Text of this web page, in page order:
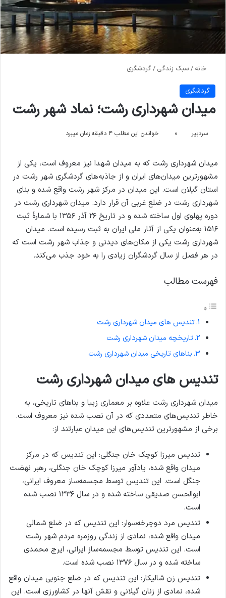
خانه / سبک زندگی /گردشگری
گردشگری
میدان شهرداری رشت؛ نماد شهر رشت
سردبیر ۰ خواندن این مطلب ۴ دقیقه زمان میبرد
میدان شهرداری رشت که به میدان شهدا نیز معروف است، یکی از
مشهورترین میدان‌های ایران و از جاذبه‌های گردشگری شهر رشت در
استان گیلان است. این میدان در مرکز شهر رشت واقع شده و بنای
شهرداری رشت در ضلع غربی آن قرار دارد. میدان شهرداری رشت در
دوره پهلوی اول ساخته شده و در تاریخ ۲۶ آذر ۱۳۵۶ با شمارهٔ ثبت
۱۵۱۶ به‌عنوان یکی از آثار ملی ایران به ثبت رسیده است. میدان
شهرداری رشت یکی از مکان‌های دیدنی و جذاب شهر رشت است که
در هر فصل از سال گردشگران زیادی را به خود جذب می‌کند.
فهرست مطالب
تندیس های میدان شهرداری رشت
تاریخچه میدان شهرداری رشت
بناهای تاریخی میدان شهرداری رشت
تندیس های میدان شهرداری رشت
میدان شهرداری رشت علاوه بر معماری زیبا و بناهای تاریخی، به
خاطر تندیس‌های متعددی که در آن نصب شده نیز معروف است.
برخی از مشهورترین تندیس‌های این میدان عبارتند از:
تندیس میرزا کوچک خان جنگلی: این تندیس که در مرکز
میدان واقع شده، یادآور میرزا کوچک خان جنگلی، رهبر نهضت
جنگل است. این تندیس توسط مجسمه‌ساز معروف ایرانی،
ابوالحسن صدیقی ساخته شده و در سال ۱۳۳۶ نصب شده
است.
تندیس مرد دوچرخه‌سوار: این تندیس که در ضلع شمالی
میدان واقع شده، نمادی از زندگی روزمره مردم شهر رشت
است. این تندیس توسط مجسمه‌ساز ایرانی، ایرج محمدی
ساخته شده و در سال ۱۳۷۶ نصب شده است.
تندیس زن شالیکار: این تندیس که در ضلع جنوبی میدان واقع
شده، نمادی از زنان گیلانی و نقش آنها در کشاورزی است. این